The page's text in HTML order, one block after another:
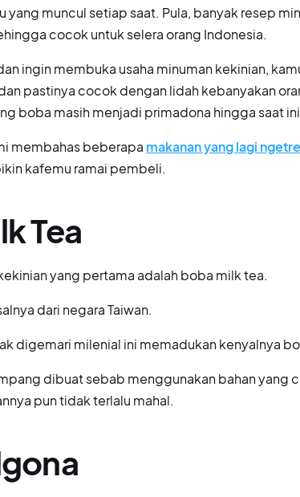
yang muncul setiap saat. Pula, banyak resep
cocok untuk selera orang Indonesia.
ingin membuka usaha minuman kekinian,
pastinya cocok dengan lidah kebanyakan
boba masih menjadi primadona hingga saat
membahas beberapa makanan yang lagi
kafemu ramai pembeli.
Tea
yang pertama adalah boba milk tea.
dari negara Taiwan.
digemari milenial ini memadukan kenyalnya
dibuat sebab menggunakan bahan yang
pun tidak terlalu mahal.